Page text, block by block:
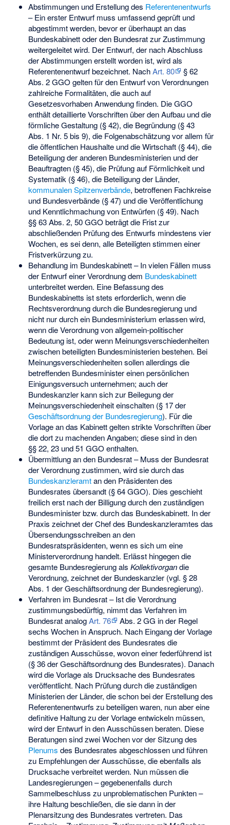
Abstimmungen und Erstellung des Referentenentwurfs
– Ein erster Entwurf muss umfassend geprüft und
abgestimmt werden, bevor er überhaupt an das
Bundeskabinett oder den Bundesrat zur Zustimmung
weitergeleitet wird. Der Entwurf, der nach Abschluss
der Abstimmungen erstellt worden ist, wird als
Referentenentwurf bezeichnet. NachArt. 80
§ 62
Abs. 2 GGO gelten für den Entwurf von Verordnungen
zahlreiche Formalitäten, die auch auf
Gesetzesvorhaben Anwendung finden. Die GGO
enthält detaillierte Vorschriften über den Aufbau und die
förmliche Gestaltung (§ 42), die Begründung (§ 43
Abs. 1 Nr. 5 bis 9), die Folgenabschätzung vor allem für
die öffentlichen Haushalte und die Wirtschaft (§ 44), die
Beteiligung der anderen Bundesministerien und der
Beauftragten (§ 45), die Prüfung auf Förmlichkeit und
Systematik (§ 46), die Beteiligung der Länder,
kommunalen Spitzenverbände, betroffenen Fachkreise
und Bundesverbände (§ 47) und die Veröffentlichung
und Kenntlichmachung von Entwürfen (§ 49). Nach
§§ 63 Abs. 2, 50 GGO beträgt die Frist zur
abschließenden Prüfung des Entwurfs mindestens vier
Wochen, es sei denn, alle Beteiligten stimmen einer
Fristverkürzung zu.
Behandlung im Bundeskabinett – In vielen Fällen muss
der Entwurf einer Verordnung dem Bundeskabinett
unterbreitet werden. Eine Befassung des
Bundeskabinetts ist stets erforderlich, wenn die
Rechtsverordnung durch die Bundesregierung und
nicht nur durch ein Bundesministerium erlassen wird,
wenn die Verordnung von allgemein-politischer
Bedeutung ist, oder wenn Meinungsverschiedenheiten
zwischen beteiligten Bundesministerien bestehen. Bei
Meinungsverschiedenheiten sollen allerdings die
betreffenden Bundesminister einen persönlichen
Einigungsversuch unternehmen; auch der
Bundeskanzler kann sich zur Beilegung der
Meinungsverschiedenheit einschalten (§ 17 der
Geschäftsordnung der Bundesregierung). Für die
Vorlage an das Kabinett gelten strikte Vorschriften über
die dort zu machenden Angaben; diese sind in den
§§ 22, 23 und 51 GGO enthalten.
Übermittlung an den Bundesrat – Muss der Bundesrat
der Verordnung zustimmen, wird sie durch das
Bundeskanzleramtan den Präsidenten des
Bundesrates übersandt (§ 64 GGO). Dies geschieht
freilich erst nach der Billigung durch den zuständigen
Bundesminister bzw. durch das Bundeskabinett. In der
Praxis zeichnet der Chef des Bundeskanzleramtes das
Übersendungsschreiben an den
Bundesratspräsidenten, wenn es sich um eine
Ministerverordnung handelt. Erlässt hingegen die
gesamte Bundesregierung als Kollektivorgandie
Verordnung, zeichnet der Bundeskanzler (vgl. § 28
Abs. 1 der Geschäftsordnung der Bundesregierung).
Verfahren im Bundesrat – Ist die Verordnung
zustimmungsbedürftig, nimmt das Verfahren im
Bundesrat analogArt. 76
Abs. 2 GG in der Regel
sechs Wochen in Anspruch. Nach Eingang der Vorlage
bestimmt der Präsident des Bundesrates die
zuständigen Ausschüsse, wovon einer federführend ist
(§ 36 der Geschäftsordnung des Bundesrates). Danach
wird die Vorlage als Drucksache des Bundesrates
veröffentlicht. Nach Prüfung durch die zuständigen
Ministerien der Länder, die schon bei der Erstellung des
Referentenentwurfs zu beteiligen waren, nun aber eine
definitive Haltung zu der Vorlage entwickeln müssen,
wird der Entwurf in den Ausschüssen beraten. Diese
Beratungen sind zwei Wochen vor der Sitzung des
Plenums des Bundesrates abgeschlossen und führen
zu Empfehlungen der Ausschüsse, die ebenfalls als
Drucksache verbreitet werden. Nun müssen die
Landesregierungen – gegebenenfalls durch
Sammelbeschluss zu unproblematischen Punkten –
ihre Haltung beschließen, die sie dann in der
Plenarsitzung des Bundesrates vertreten. Das